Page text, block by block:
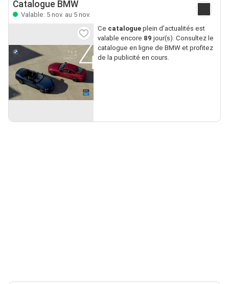
Catalogue BMW
Valable: 5 nov. au 5 nov.
Ce catalogueplein d’actualités est
valable encore 89 jour(s). Consultez le
catalogue en ligne de BMW et profitez
de la publicité en cours.